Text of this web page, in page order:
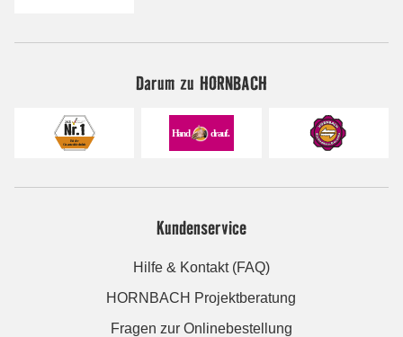
Darum zu HORNBACH
Kundenservice
Hilfe & Kontakt (FAQ)
HORNBACH Projektberatung
Fragen zur Onlinebestellung